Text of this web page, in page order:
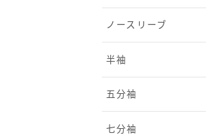
ノースリーブ
半袖
五分袖
七分袖